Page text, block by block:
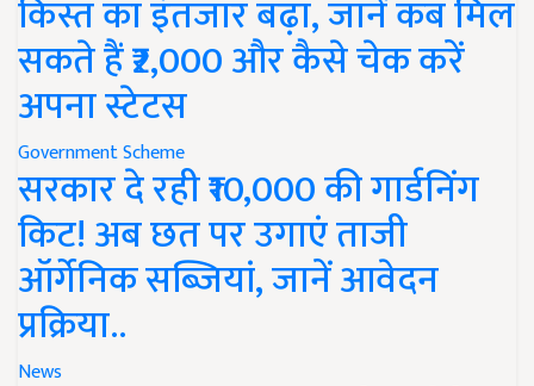
किस्त का इंतजार बढ़ा, जानें कब मिल
सकते हैं ₹2,000 और कैसे चेक करें
अपना स्टेटस
Government Scheme
सरकार दे रही ₹10,000 की गार्डनिंग
किट! अब छत पर उगाएं ताजी
ऑर्गेनिक सब्जियां, जानें आवेदन
प्रक्रिया..
News